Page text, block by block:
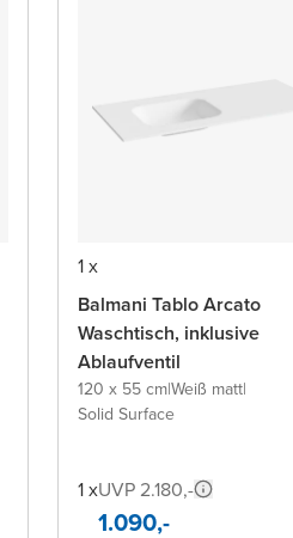
1 x
Balmani Tablo Arcato
Waschtisch, inklusive
Ablaufventil
120 x 55 cm|Weiß matt|
Solid Surface
1 xUVP 2.180,-
1.090,-